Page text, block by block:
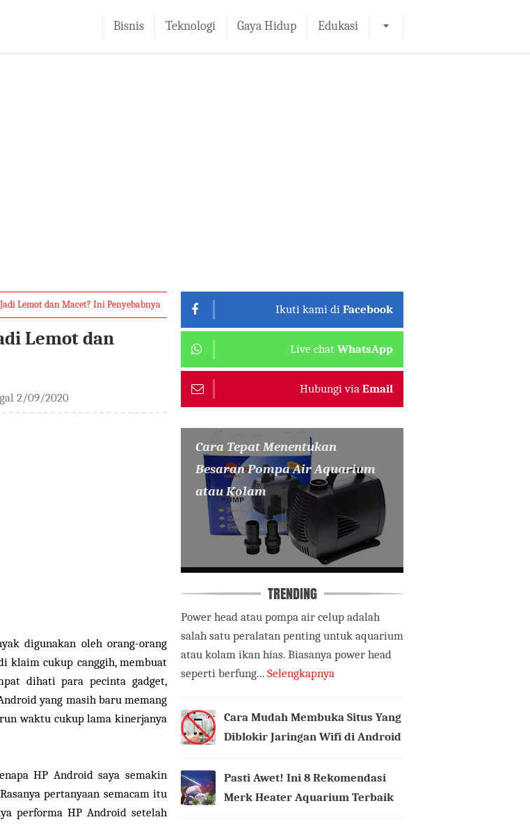
Bisnis Teknologi Gaya Hidup Edukasi
Lemot dan Macet? Ini Penyebabnya
Lemot dan
2/09/2020
digunakan oleh orang-orang
klaim cukup canggih, membuat
dihati para pecinta gadget,
yang masih baru memang
waktu cukup lama kinerjanya
HP Android saya semakin
pertanyaan semacam itu
performa HP Android setelah
Ikuti kami di Facebook
Live chat WhatsApp
Hubungi via Email
Cara Tepat Menentukan
Besaran Pompa Air Aquarium
atau Kolam
TRENDING
Power head atau pompa air celup adalah
salah satu peralatan penting untuk aquarium
atau kolam ikan hias. Biasanya power head
seperti berfung... Selengkapnya
Cara Mudah Membuka Situs Yang
Diblokir Jaringan Wifi di Android
Pasti Awet! Ini 8 Rekomendasi
Merk Heater Aquarium Terbaik